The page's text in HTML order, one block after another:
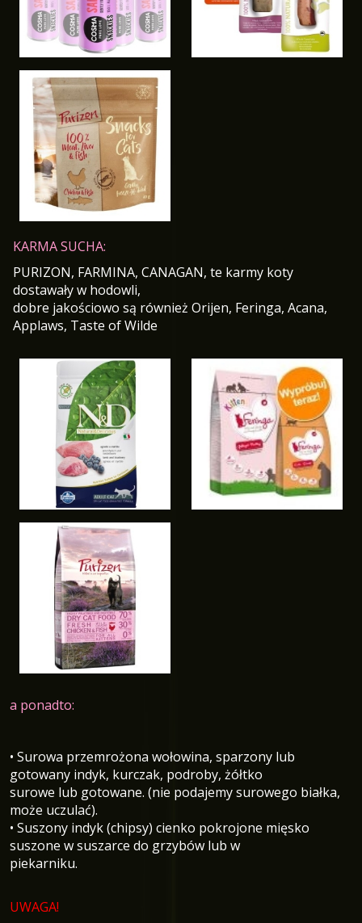
KARMA SUCHA:
PURIZON, FARMINA, CANAGAN, te karmy koty
dostawały w hodowli,
dobre jakościowo są również Orijen, Feringa, Acana,
Applaws, Taste of Wilde
a ponadto:
• Surowa przemrożona wołowina, sparzony lub
gotowany indyk, kurczak, podroby, żółtko
surowe lub gotowane. (nie podajemy surowego białka,
może uczulać).
• Suszony indyk (chipsy) cienko pokrojone mięsko
suszone w suszarce do grzybów lub w
piekarniku.
UWAGA!